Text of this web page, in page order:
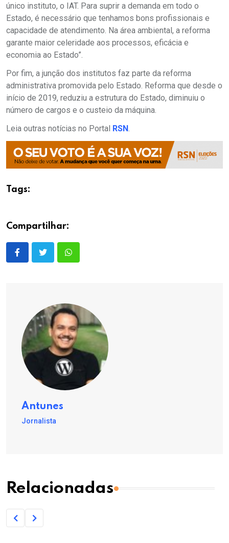
único instituto, o IAT. Para suprir a demanda em todo o
Estado, é necessário que tenhamos bons profissionais e
capacidade de atendimento. Na área ambiental, a reforma
garante maior celeridade aos processos, eficácia e
economia ao Estado”.
Por fim, a junção dos institutos faz parte da reforma
administrativa promovida pelo Estado. Reforma que desde o
início de 2019, reduziu a estrutura do Estado, diminuiu o
número de cargos e o custeio da máquina.
Leia outras notícias no Portal RSN.
Tags:
Compartilhar:
Antunes
Jornalista
Relacionadas